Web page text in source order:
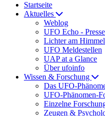
Startseite
Aktuelles
Weblog
UFO Echo -
Lichter am
UFO Meldestellen
UAP at a Glance
Über ufoinfo
Wissen & Forschung
Das UFO-
UFO-Phänomen-
Einzelne
Zeugen &